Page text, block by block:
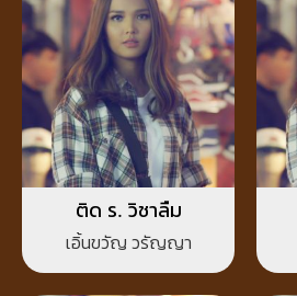
ติด ร. วิชาลืม
เอิ้นขวัญ วรัญญา